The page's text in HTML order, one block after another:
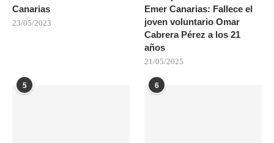
Canarias
23/05/2023
Emer Canarias: Fallece el
joven voluntario Omar
Cabrera Pérez a los 21
años
21/05/2025
5 6